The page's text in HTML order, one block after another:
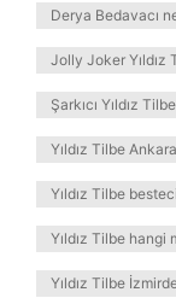
Derya Bedavacı
Jolly Joker Yıldız
Şarkıcı Yıldız
Yıldız Tilbe
Yıldız Tilbe
Yıldız Tilbe hangi
Yıldız Tilbe